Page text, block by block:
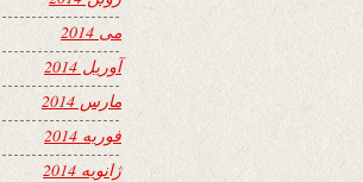
می 2014
آوریل 2014
مارس 2014
فوریه 2014
ژانویه 2014